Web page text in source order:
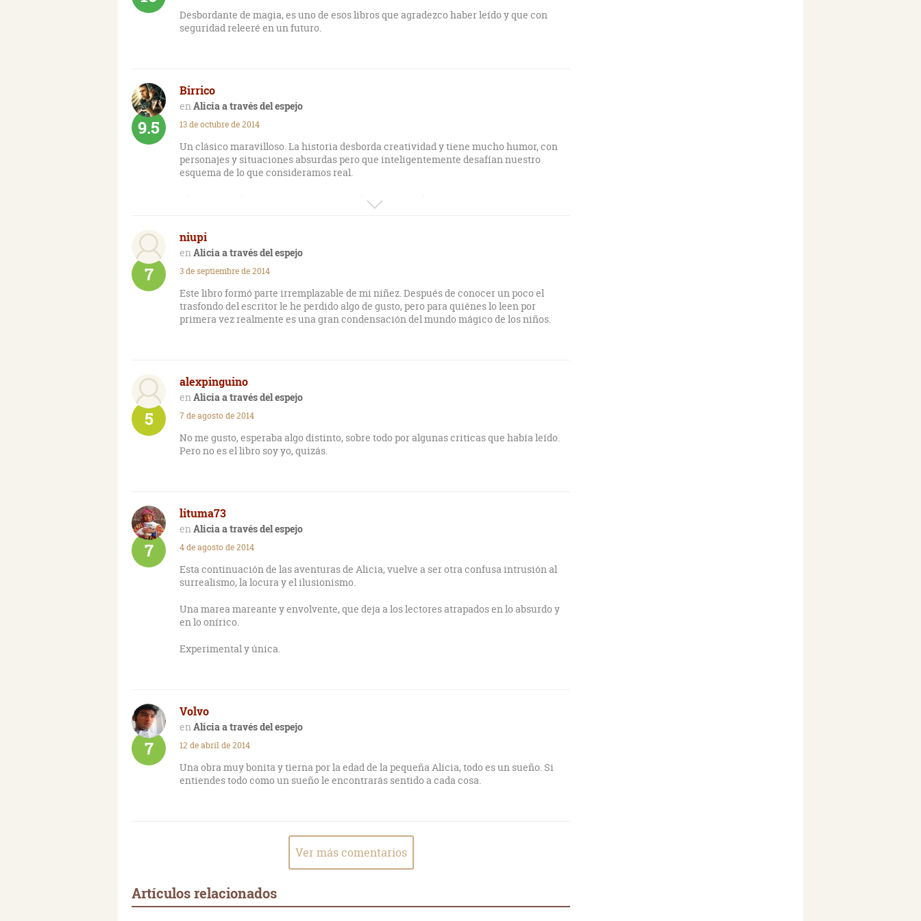
Desbordante de magia, es uno de esos libros que agradezco haber leído y que con
seguridad releeré en un futuro.
Birrico
Alicia a través del espejo
9.5 13 de octubre de 2014
Un clásico maravilloso. La historia desborda creatividad y tiene mucho humor, con
personajes y situaciones absurdas pero que inteligentemente desafían nuestro
esquema de lo que consideramos real.
Alicia es una historia reaccionaria a toda una época, la victoriana; escrita
Obra eternamente actual de Lewis Carroll, al cual muchos escritores del siglo XX y
movimientos como el surrealismo, le deben algo más que un homenaje.
Los dibujos originales de John Tenniel, le aportan al relato un encanto extra que se
agradece.
Finalmente, me gustaría resaltar el ambiente evanescente que envuelve a la historia
"...Ese mundo de sueños es el de Hawthorne. Éste se propuso una vez escribir un
sueño, «que fuera como un sueño verdadero, y que tuviera la incoherencia, las
rarezas y la falta de propósito de los sueños» y se maravilló de que nadie, hasta el día
de hoy, hubiera ejecutado algo semejante. En el mismo diario en que dejó escrito ese
extraño proyecto —que toda nuestra literatura «moderna» trata vanamente de
ejecutar, y que, tal vez, sólo ha realizado Lewis Carroll-...".
niupi
Alicia a través del espejo
7 3 de septiembre de 2014
Este libro formó parte irremplazable de mi niñez. Después de conocer un poco el
trasfondo del escritor le he perdido algo de gusto, pero para quiénes lo leen por
primera vez realmente es una gran condensación del mundo mágico de los niños.
alexpinguino
Alicia a través del espejo
5 7 de agosto de 2014
No me gusto, esperaba algo distinto, sobre todo por algunas criticas que había leído.
Pero no es el libro soy yo, quizás.
lituma73
Alicia a través del espejo
7 4 de agosto de 2014
Esta continuación de las aventuras de Alicia, vuelve a ser otra confusa intrusión al
surrealismo, la locura y el ilusionismo.
Una marea mareante y envolvente, que deja a los lectores atrapados en lo absurdo y
en lo onírico.
Experimental y única.
Volvo
Alicia a través del espejo
7 12 de abril de 2014
Una obra muy bonita y tierna por la edad de la pequeña Alicia, todo es un sueño. Si
entiendes todo como un sueño le encontrarás sentido a cada cosa.
Ver más comentarios
Artículos relacionados